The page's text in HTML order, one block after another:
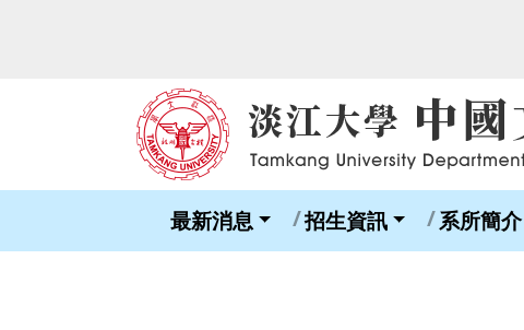
最新消息 招生資訊 系所簡介